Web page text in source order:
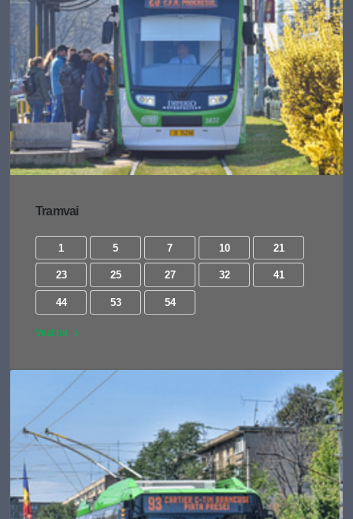
Tramvai
1 5 7 10 21
23 25 27 32 41
44 53 54
Vezi tot